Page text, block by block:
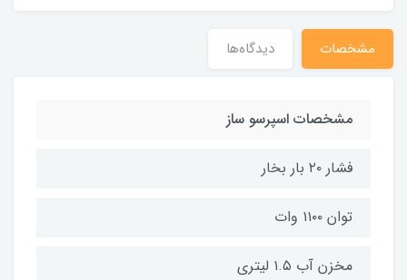
مشخصات دیدگاه‌ها
مشخصات اسپرسو ساز
فشار ۲۰ بار بخار
توان ۱۱۰۰ وات
مخزن آب ۱.۵ لیتری